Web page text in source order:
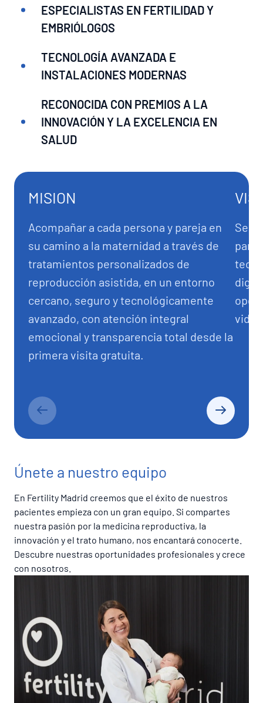
ESPECIALISTAS EN FERTILIDAD Y
EMBRIÓLOGOS
TECNOLOGÍA AVANZADA E
INSTALACIONES MODERNAS
RECONOCIDA CON PREMIOS A LA
INNOVACIÓN Y LA EXCELENCIA EN
SALUD
MISION
Acompañar a cada persona y pareja en
su camino a la maternidad a través de
tratamientos personalizados de
reproducción asistida, en un entorno
cercano, seguro y tecnológicamente
avanzado, con atención integral
emocional y transparencia total desde la
primera visita gratuita.
Ser
para
vida.
Únete a nuestro equipo
En Fertility Madrid creemos que el éxito de nuestros
pacientes empieza con un gran equipo. Si compartes
nuestra pasión por la medicina reproductiva, la
innovación y el trato humano, nos encantará conocerte.
Descubre nuestras oportunidades profesionales y crece
con nosotros.